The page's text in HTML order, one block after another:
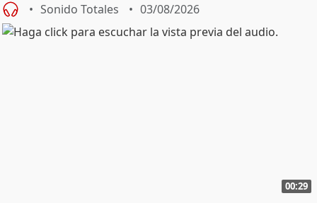
Sonido Totales 03/08/2026
00:29